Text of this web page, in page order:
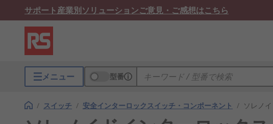
サポート産業別ソリューションご意見・ご感想はこちら
メニュー 型番
/ スイッチ / 安全インターロックスイッチ・コンポーネント / ソレノ